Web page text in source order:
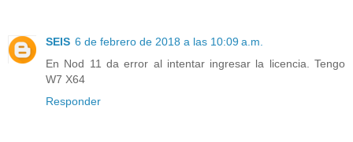
SEIS 6 de febrero de 2018 a las 10:09 a.m.
En Nod 11 da error al intentar ingresar la licencia. Tengo
W7 X64
Responder